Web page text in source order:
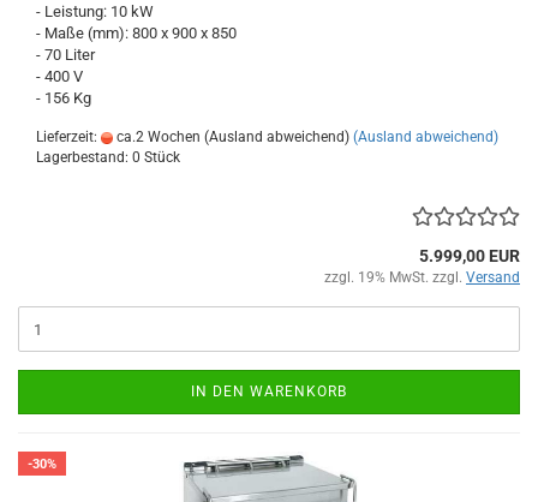
- Leistung: 10 kW
- Maße (mm): 800 x 900 x 850
- 70 Liter
- 400 V
- 156 Kg
Lieferzeit: ca.2 Wochen (Ausland abweichend) (Ausland abweichend)
Lagerbestand: 0 Stück
5.999,00 EUR
zzgl. 19% MwSt. zzgl. Versand
IN DEN WARENKORB
-30%